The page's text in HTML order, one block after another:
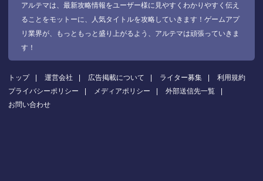
アルテマは、最新攻略情報をユーザー様に見やすくわかりやすく伝え
ることをモットーに、人気タイトルを攻略していきます！ゲームアプ
リ業界が、もっともっと盛り上がるよう、アルテマは頑張っていきま
す！
トップ 運営会社 広告掲載について ライター募集
利用規約
プライバシーポリシー
メディアポリシー
外部送信先一覧
お問い合わせ